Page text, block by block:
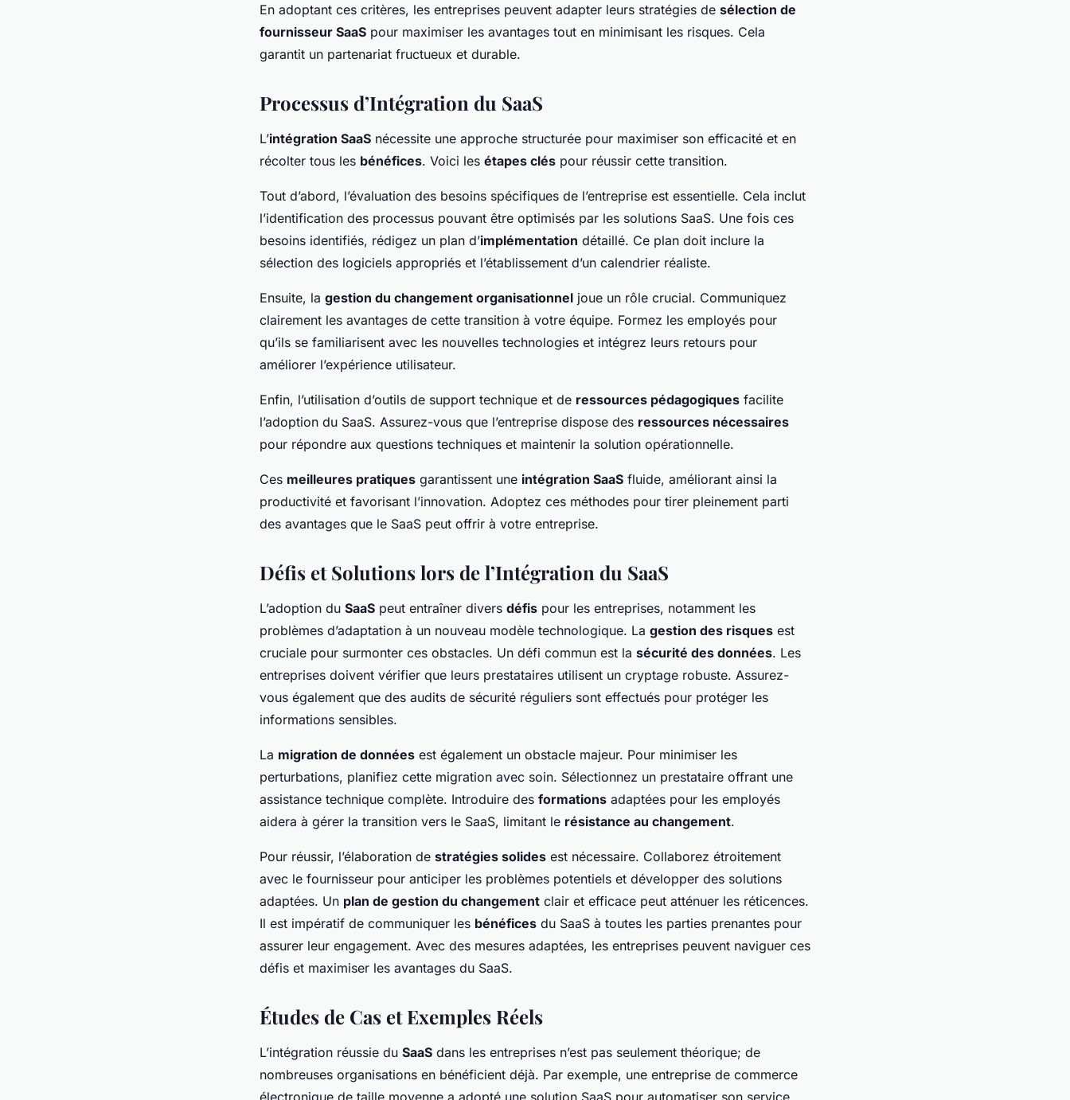
En adoptant ces critères, les entreprises peuvent adapter leurs stratégies de sélection de
fournisseur SaaS pour maximiser les avantages tout en minimisant les risques. Cela
garantit un partenariat fructueux et durable.
Processus d’Intégration du SaaS
L’intégration SaaS nécessite une approche structurée pour maximiser son efficacité et en
récolter tous les bénéfices. Voici les étapes clés pour réussir cette transition.
Tout d’abord, l’évaluation des besoins spécifiques de l’entreprise est essentielle. Cela inclut
l’identification des processus pouvant être optimisés par les solutions SaaS. Une fois ces
besoins identifiés, rédigez un plan d’implémentation détaillé. Ce plan doit inclure la
sélection des logiciels appropriés et l’établissement d’un calendrier réaliste.
Ensuite, la gestion du changement organisationnel joue un rôle crucial. Communiquez
clairement les avantages de cette transition à votre équipe. Formez les employés pour
qu’ils se familiarisent avec les nouvelles technologies et intégrez leurs retours pour
améliorer l’expérience utilisateur.
Enfin, l’utilisation d’outils de support technique et de ressources pédagogiques facilite
l’adoption du SaaS. Assurez-vous que l’entreprise dispose des ressources nécessaires
pour répondre aux questions techniques et maintenir la solution opérationnelle.
Ces meilleures pratiques garantissent une intégration SaaS fluide, améliorant ainsi la
productivité et favorisant l’innovation. Adoptez ces méthodes pour tirer pleinement parti
des avantages que le SaaS peut offrir à votre entreprise.
Défis et Solutions lors de l’Intégration du SaaS
L’adoption du SaaS peut entraîner divers défis pour les entreprises, notamment les
problèmes d’adaptation à un nouveau modèle technologique. La gestion des risques est
cruciale pour surmonter ces obstacles. Un défi commun est la sécurité des données. Les
entreprises doivent vérifier que leurs prestataires utilisent un cryptage robuste. Assurez-
vous également que des audits de sécurité réguliers sont effectués pour protéger les
informations sensibles.
La migration de données est également un obstacle majeur. Pour minimiser les
perturbations, planifiez cette migration avec soin. Sélectionnez un prestataire offrant une
assistance technique complète. Introduire des formations adaptées pour les employés
aidera à gérer la transition vers le SaaS, limitant le résistance au changement.
Pour réussir, l’élaboration de stratégies solides est nécessaire. Collaborez étroitement
avec le fournisseur pour anticiper les problèmes potentiels et développer des solutions
adaptées. Un plan de gestion du changement clair et efficace peut atténuer les réticences.
Il est impératif de communiquer les bénéfices du SaaS à toutes les parties prenantes pour
assurer leur engagement. Avec des mesures adaptées, les entreprises peuvent naviguer ces
défis et maximiser les avantages du SaaS.
Études de Cas et Exemples Réels
L’intégration réussie du SaaS dans les entreprises n’est pas seulement théorique; de
nombreuses organisations en bénéficient déjà. Par exemple, une entreprise de commerce
électronique de taille moyenne a adopté une solution SaaS pour automatiser son service